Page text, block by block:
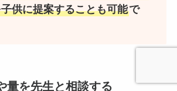
供に提案することも可能で
を先生と相談する